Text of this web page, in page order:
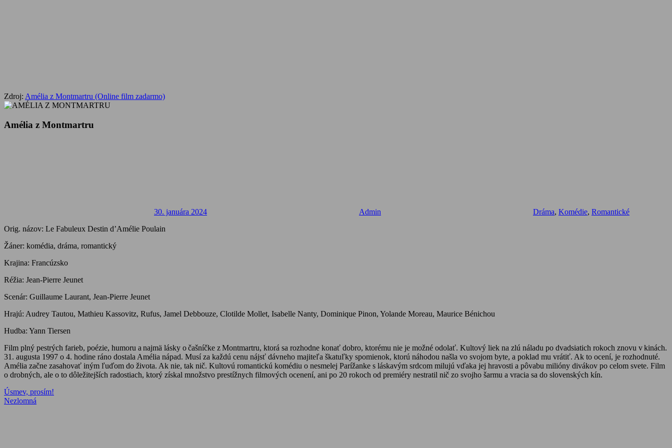
Zdroj: Amélia z Montmartru (Online film zadarmo)
Amélia z Montmartru
30. januára 2024 Admin Dráma, Komédie, Romantické
Orig. názov: Le Fabuleux Destin d’Amélie Poulain
Žáner: komédia, dráma, romantický
Krajina: Francúzsko
Réžia: Jean-Pierre Jeunet
Scenár: Guillaume Laurant, Jean-Pierre Jeunet
Hrajú: Audrey Tautou, Mathieu Kassovitz, Rufus, Jamel Debbouze, Clotilde Mollet, Isabelle Nanty, Dominique Pinon, Yolande Moreau, Maurice Bénichou
Hudba: Yann Tiersen
Film plný pestrých farieb, poézie, humoru a najmä lásky o čašníčke z Montmartru, ktorá sa rozhodne konať dobro, ktorému nie je možné odolať. Kultový liek na zlú náladu po dvadsiatich rokoch znovu v kinách.
31. augusta 1997 o 4. hodine ráno dostala Amélia nápad. Musí za každú cenu nájsť dávneho majiteľa škatuľky spomienok, ktorú náhodou našla vo svojom byte, a poklad mu vrátiť. Ak to ocení, je rozhodnuté.
Amélia začne zasahovať iným ľuďom do života. Ak nie, tak nič. Kultovú romantickú komédiu o nesmelej Parížanke s láskavým srdcom milujú vďaka jej hravosti a pôvabu milióny divákov po celom svete. Film
o drobných, ale o to dôležitejších radostiach, ktorý získal množstvo prestížnych filmových ocenení, ani po 20 rokoch od premiéry nestratil nič zo svojho šarmu a vracia sa do slovenských kín.
Navigácia
v
Previous
Post:
Úsmev, prosím!
Next
Nezlomná